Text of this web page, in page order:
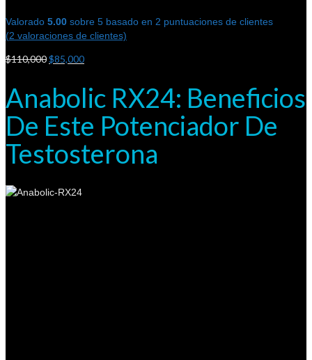
Valorado 5.00 sobre 5 basado en 2 puntuaciones de clientes
(2 valoraciones de clientes)
$110,000$85,000
Anabolic RX24: Beneficios
De Este Potenciador De
Testosterona